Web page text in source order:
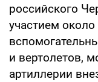
российского
участием
и вертолетов,
артиллерии